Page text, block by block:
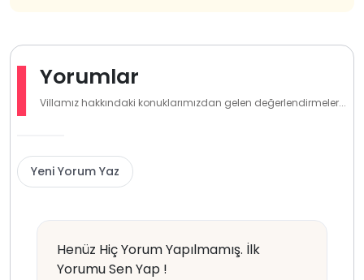
Yorumlar
Villamız hakkındaki konuklarımızdan gelen değerlendirmeler...
Yeni Yorum Yaz
Henüz Hiç Yorum Yapılmamış. İlk
Yorumu Sen Yap !